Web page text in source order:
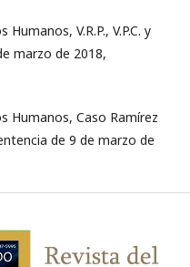
V.R.P., V.P.C. y
marzo de 2018,
Humanos, Caso Ramírez
de 9 de marzo de